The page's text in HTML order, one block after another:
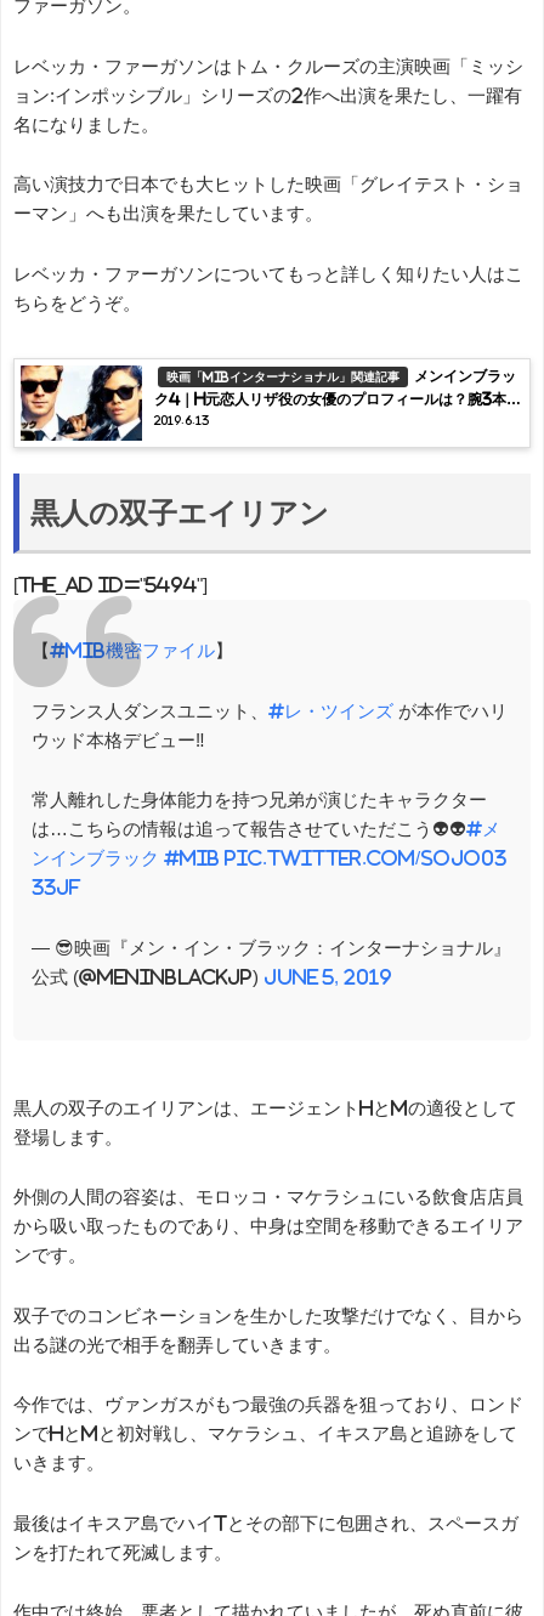
ファーガソン。
レベッカ・ファーガソンはトム・クルーズの主演映画「ミッシ
ョン:インポッシブル」シリーズの2作へ出演を果たし、一躍有
名になりました。
高い演技力で日本でも大ヒットした映画「グレイテスト・ショ
ーマン」へも出演を果たしています。
レベッカ・ファーガソンについてもっと詳しく知りたい人はこ
ちらをどうぞ。
映画「MIBインターナショナル」関連記事
メンインブラッ
ク4｜H元恋人リザ役の女優のプロフィールは？腕3本の
武器商人の正体について
2019.6.13
黒人の双子エイリアン
[the_ad id="5494"]
【 #MIB機密ファイル 】
フランス人ダンスユニット、 #レ・ツインズ が本作でハリ
ウッド本格デビュー‼
常人離れした身体能力を持つ兄弟が演じたキャラクター
は…こちらの情報は追って報告させていただこう👽👽#メ
ンインブラック #MIB pic.twitter.com/sojo03
33jf
— 😎映画『メン・イン・ブラック：インターナショナル』
公式 (@MenInBlackJP) June 5, 2019
黒人の双子のエイリアンは、エージェントHとMの適役として
登場します。
外側の人間の容姿は、モロッコ・マケラシュにいる飲食店店員
から吸い取ったものであり、中身は空間を移動できるエイリア
ンです。
双子でのコンビネーションを生かした攻撃だけでなく、目から
出る謎の光で相手を翻弄していきます。
今作では、ヴァンガスがもつ最強の兵器を狙っており、ロンド
ンでHとMと初対戦し、マケラシュ、イキスア島と追跡をして
いきます。
最後はイキスア島でハイTとその部下に包囲され、スペースガ
ンを打たれて死滅します。
作中では終始、悪者として描かれていましたが、死ぬ直前に彼